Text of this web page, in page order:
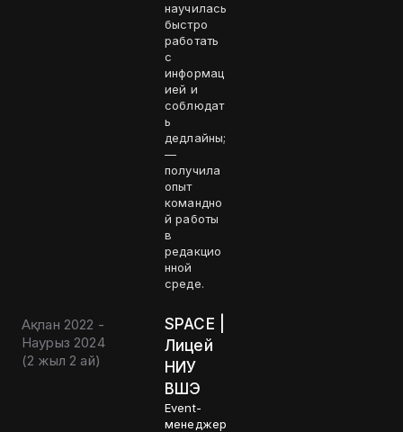
научилась
быстро
работать
с
информац
ией и
соблюдат
ь
дедлайны;
—
получила
опыт
командно
й работы
в
редакцио
нной
среде.
Ақпан 2022 -
Наурыз 2024
(2 жыл 2 ай)
SPACE |
Лицей
НИУ
ВШЭ
Event-
менеджер